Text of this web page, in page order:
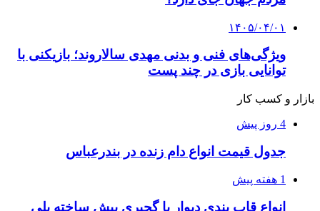
۱۴۰۵/۰۴/۰۱
ویژگی‌های فنی و بدنی مهدی سالاروند؛ بازیکنی با
توانایی بازی در چند پست
بازار و کسب کار
4 روز پیش
جدول قیمت انواع دام زنده در بندرعباس
1 هفته پیش
انواع قاب بندی دیوار با گچبری پیش ساخته پلی